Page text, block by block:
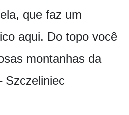
que faz um
aqui. Do topo você
montanhas da
Szczeliniec